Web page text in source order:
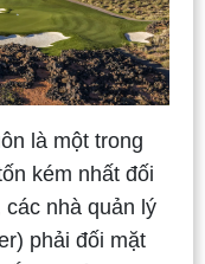
là một trong
kém nhất đối
nhà quản lý
phải đối mặt